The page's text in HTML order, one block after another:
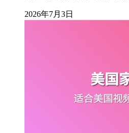
2026年7月3日